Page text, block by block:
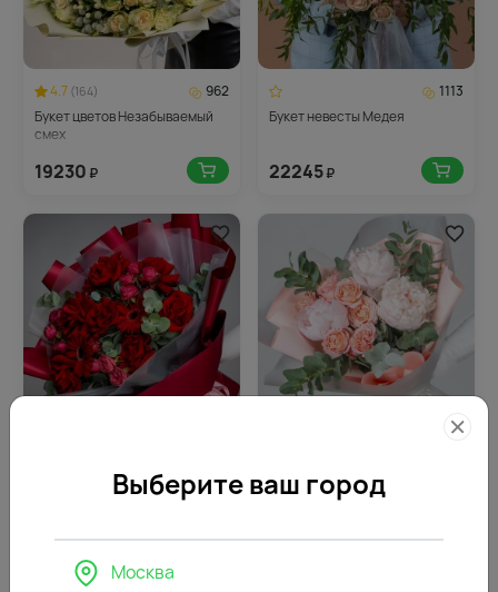
4.7 (164)
962
Букет цветов Незабываемый
смех
19230 ₽
1113
Букет невесты Медея
22245₽
Выберите ваш город
Москва